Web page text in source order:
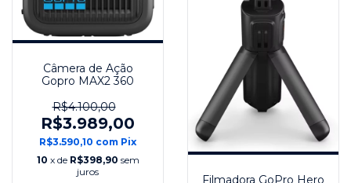
Câmera de Ação
Gopro MAX2 360
R$4.100,00
R$3.989,00
R$3.590,10 com Pix
10 x de R$398,90 sem
juros
Filmadora GoPro Hero